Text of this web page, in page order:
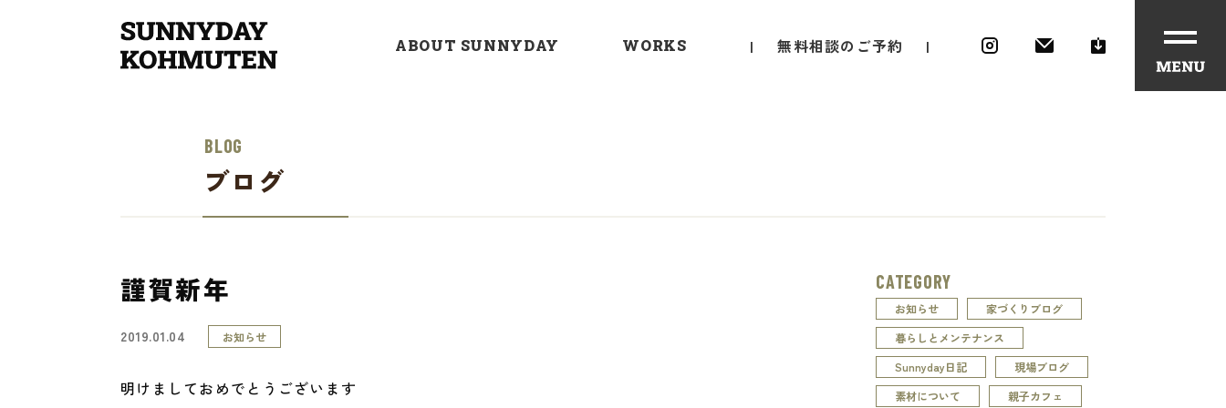
ABOUT SUNNYDAY
家づくりの原点
WORKS 無料相談のご予約
BLOG
ブログ
謹賀新年
2019.01.04 お知らせ
明けましておめでとうございます
CATEGORY
お知らせ
家づくりブログ
暮らしとメンテナンス
Sunnyday日記
現場ブログ
素材について
親子カフェ